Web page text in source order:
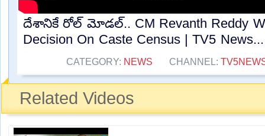
దేశానికే రోల్ మోడల్.. CM Revanth Reddy
Decision On Caste Census | TV5
CATEGORY: NEWS CHANNEL:
Related Videos